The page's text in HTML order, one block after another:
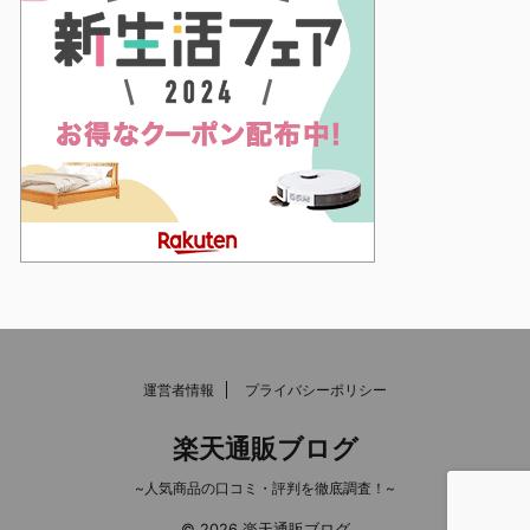
運営者情報 プライバシーポリシー
楽天通販ブログ
~人気商品の口コミ・評判を徹底調査！~